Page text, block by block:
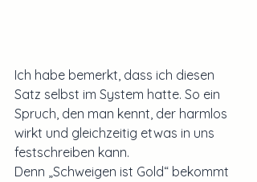
Ich habe bemerkt, dass ich diesen
Satz selbst im System hatte. So ein
Spruch, den man kennt, der harmlos
wirkt und gleichzeitig etwas in uns
festschreiben kann.
Denn „Schweigen ist Gold“ bekommt